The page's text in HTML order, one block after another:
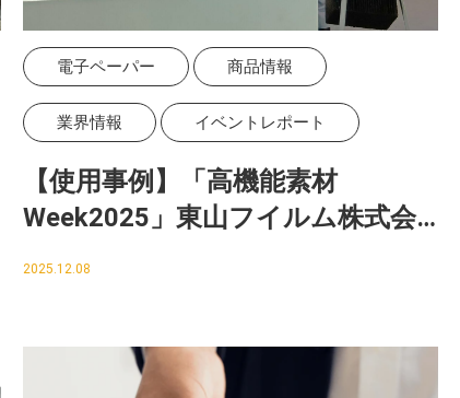
電子ペーパー 商品情報
業界情報 イベントレポート
【使用事例】「高機能素材
Week2025」東山フイルム株式会
2025.12.08